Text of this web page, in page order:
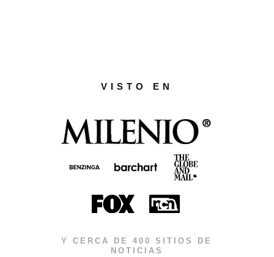
VISTO EN
Y CERCA DE 400 SITIOS DE
NOTICIAS